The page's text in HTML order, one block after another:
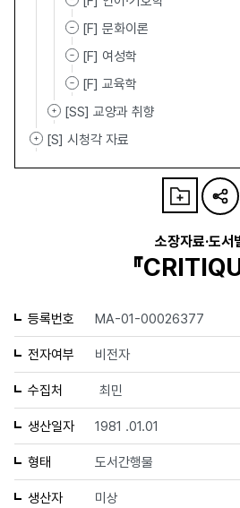
[F] 문화이론
[F] 여성학
[F] 교육학
[SS] 교양과 취향
[S] 시청각 자료
소장자료·도서
『
등록번호 MA-01-00026377
전자여부 비전자
수집처 최민
생산일자 1981 .01.01
형태 도서간행물
생산자 미상